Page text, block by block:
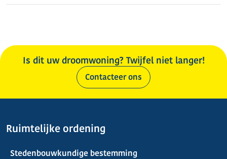
Is dit uw droomwoning? Twijfel niet langer!
Contacteer ons
Ruimtelijke ordening
Stedenbouwkundige bestemming